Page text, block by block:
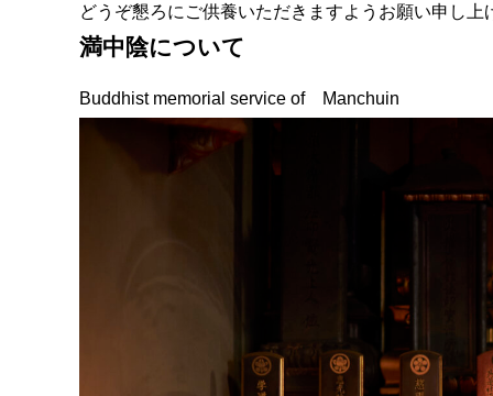
どうぞ懇ろにご供養いただきますようお願い申し上
満中陰について
Buddhist memorial service of Manchuin